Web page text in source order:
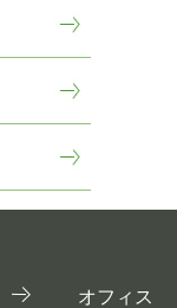
オフィス